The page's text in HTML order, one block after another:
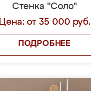
Стенка "Соло"
Цена: от 35 000 руб.
ПОДРОБНЕЕ